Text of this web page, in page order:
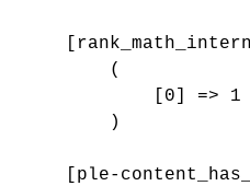
        (
            [0] => 1
        )
[ple-